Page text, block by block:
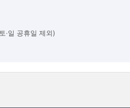
∙일 공휴일 제외)